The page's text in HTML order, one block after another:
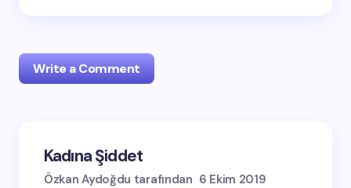
Write a Comment
Kadına Şiddet
Özkan Aydoğdu tarafından 6 Ekim 2019